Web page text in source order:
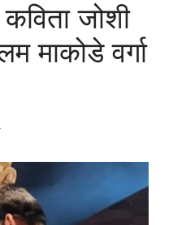
जोशी
माकोडे वर्गा